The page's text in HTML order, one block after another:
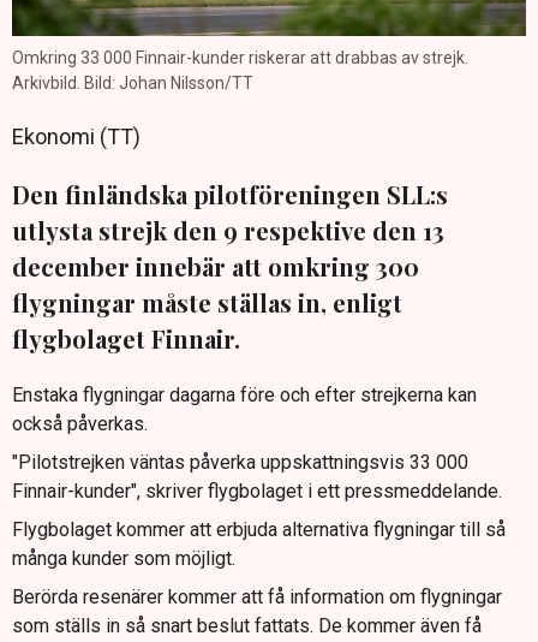
Omkring 33 000 Finnair-kunder riskerar att drabbas av strejk.
Arkivbild. Bild: Johan Nilsson/TT
Ekonomi (TT)
Den finländska pilotföreningen SLL:s
utlysta strejk den 9 respektive den 13
december innebär att omkring 300
flygningar måste ställas in, enligt
flygbolaget Finnair.
Enstaka flygningar dagarna före och efter strejkerna kan
också påverkas.
"Pilotstrejken väntas påverka uppskattningsvis 33 000
Finnair-kunder", skriver flygbolaget i ett pressmeddelande.
Flygbolaget kommer att erbjuda alternativa flygningar till så
många kunder som möjligt.
Berörda resenärer kommer att få information om flygningar
som ställs in så snart beslut fattats. De kommer även få